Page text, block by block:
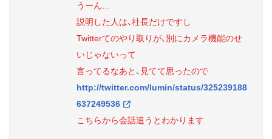
うーん…
説明した人は、社長だけですし
Twitterてのやり取りが、別にカメラ機能のせ
いじゃないって
言ってるなあと、見てて思ったので
http://twitter.com/lumin/status/325239188
637249536
こちらから会話追うとわかります